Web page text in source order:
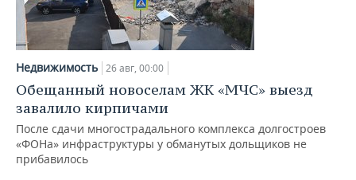
Недвижимость 26 авг, 00:00
Обещанный новоселам ЖК «МЧС» выезд
завалило кирпичами
После сдачи многострадального комплекса долгостроев
«ФОНа» инфраструктуры у обманутых дольщиков не
прибавилось